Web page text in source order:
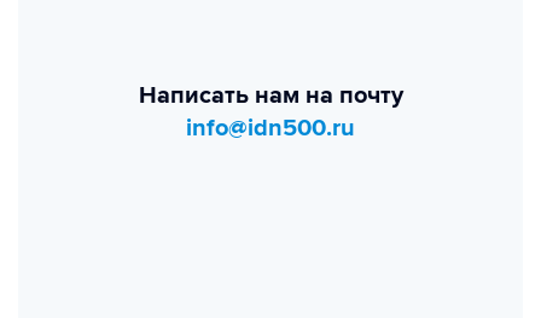
Написать нам на почту
info@idn500.ru